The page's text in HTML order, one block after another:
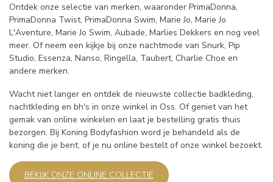
Ontdek onze selectie van merken, waaronder PrimaDonna,
PrimaDonna Twist, PrimaDonna Swim, Marie Jo, Marie Jo
L'Aventure, Marie Jo Swim, Aubade, Marlies Dekkers en nog veel
meer. Of neem een kijkje bij onze nachtmode van Snurk, Pip
Studio, Essenza, Nanso, Ringella, Taubert, Charlie Choe en
andere merken.
Wacht niet langer en ontdek de nieuwste collectie badkleding,
nachtkleding en bh's in onze winkel in Oss. Of geniet van het
gemak van online winkelen en laat je bestelling gratis thuis
bezorgen. Bij Koning Bodyfashion word je behandeld als de
koning die je bent, of je nu online bestelt of onze winkel bezoekt.
BEKIJK ONZE ONLINE COLLECTIE